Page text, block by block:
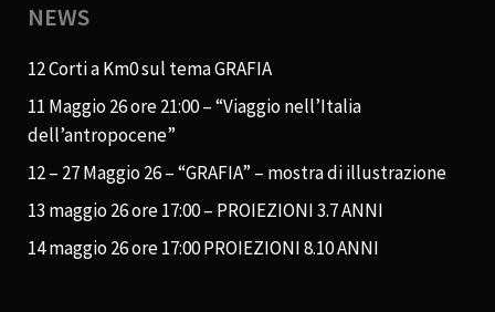
NEWS
12 Corti a Km0 sul tema GRAFIA
11 Maggio 26 ore 21:00 – “Viaggio nell’Italia
dell’antropocene”
12 – 27 Maggio 26 – “GRAFIA” – mostra di illustrazione
13 maggio 26 ore 17:00 – PROIEZIONI 3.7 ANNI
14 maggio 26 ore 17:00 PROIEZIONI 8.10 ANNI